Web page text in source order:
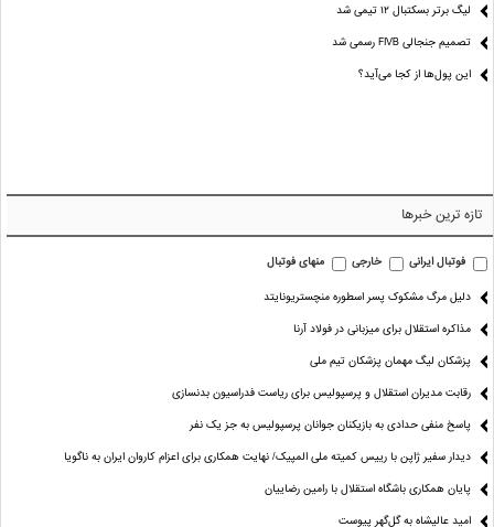
لیگ برتر بسکتبال ۱۲ تیمی شد
تصمیم جنجالی FIVB رسمی شد
این پول‌ها از کجا می‌آید؟
تازه ترین خبرها
فوتبال ایرانی خارجی منهای فوتبال
دلیل مرگ مشکوک پسر اسطوره منچستریونایتد
مذاکره استقلال برای میزبانی در فولاد آرنا
پزشکان لیگ مهمان پزشکان تیم ملی
رقابت مدیران استقلال و پرسپولیس برای ریاست فدراسیون بدنسازی
پاسخ منفی حدادی به بازیکنان جوانان پرسپولیس به جز یک نفر
دیدار سفیر ژاپن با رییس کمیته ملی المپیک/ نهایت همکاری برای اعزام کاروان ایران به ناگویا
پایان همکاری باشگاه استقلال با رامین رضاییان
امید عالیشاه به گل‌گهر پیوست